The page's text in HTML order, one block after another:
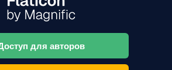
для авторов